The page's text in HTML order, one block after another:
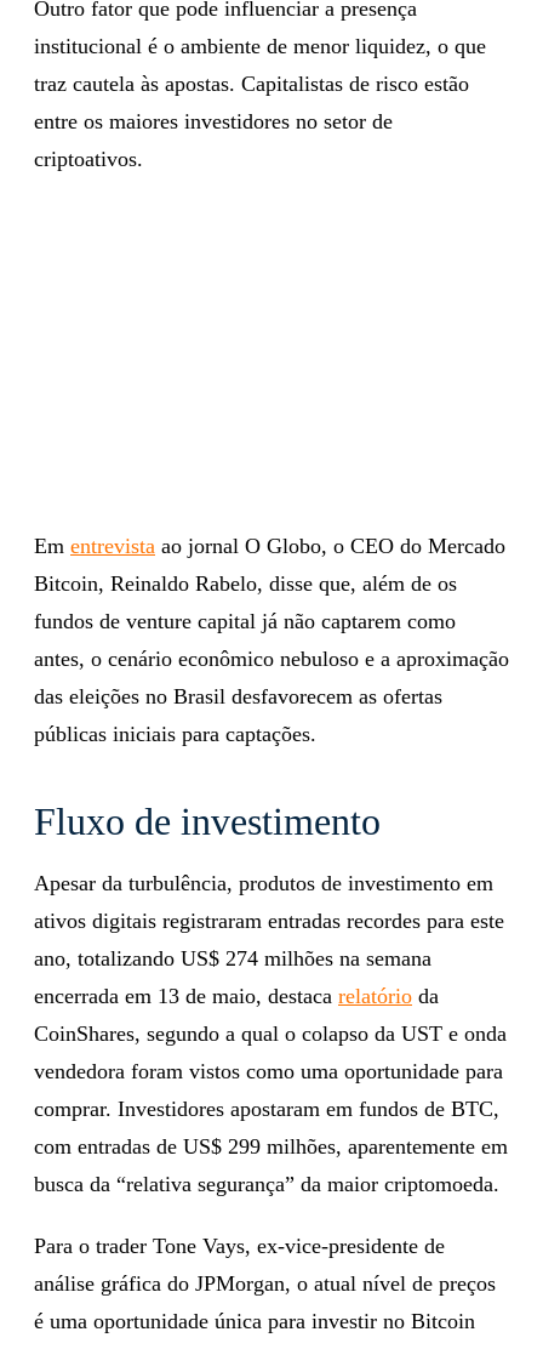
Outro fator que pode influenciar a presença
institucional é o ambiente de menor liquidez, o que
traz cautela às apostas. Capitalistas de risco estão
entre os maiores investidores no setor de
criptoativos.
Em entrevista ao jornal O Globo, o CEO do Mercado
Bitcoin, Reinaldo Rabelo, disse que, além de os
fundos de venture capital já não captarem como
antes, o cenário econômico nebuloso e a aproximação
das eleições no Brasil desfavorecem as ofertas
públicas iniciais para captações.
Fluxo de investimento
Apesar da turbulência, produtos de investimento em
ativos digitais registraram entradas recordes para este
ano, totalizando US$ 274 milhões na semana
encerrada em 13 de maio, destaca relatório da
CoinShares, segundo a qual o colapso da UST e onda
vendedora foram vistos como uma oportunidade para
comprar. Investidores apostaram em fundos de BTC,
com entradas de US$ 299 milhões, aparentemente em
busca da “relativa segurança” da maior criptomoeda.
Para o trader Tone Vays, ex-vice-presidente de
análise gráfica do JPMorgan, o atual nível de preços
é uma oportunidade única para investir no Bitcoin